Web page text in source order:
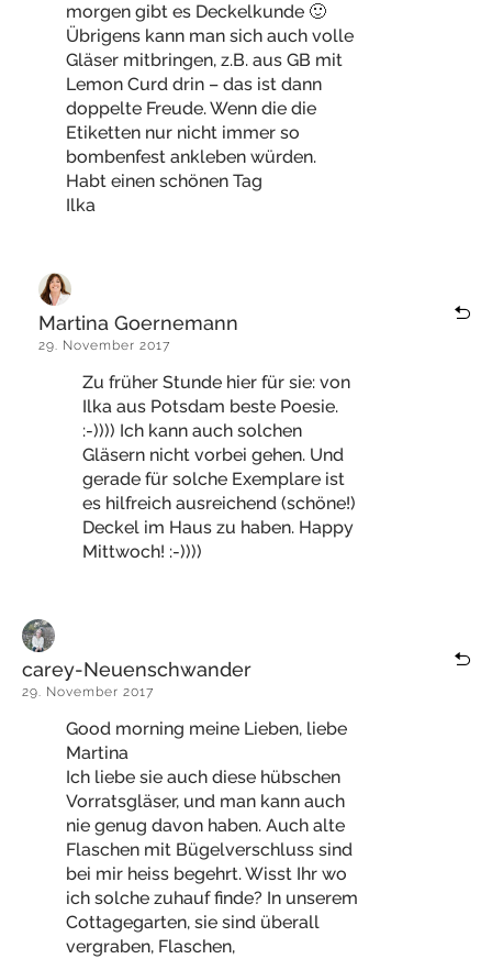
morgen gibt es Deckelkunde 🙂
Übrigens kann man sich auch volle
Gläser mitbringen, z.B. aus GB mit
Lemon Curd drin – das ist dann
doppelte Freude. Wenn die die
Etiketten nur nicht immer so
bombenfest ankleben würden.
Habt einen schönen Tag
Ilka
Martina Goernemann
29. November 2017
Zu früher Stunde hier für sie: von
Ilka aus Potsdam beste Poesie.
:-)))) Ich kann auch solchen
Gläsern nicht vorbei gehen. Und
gerade für solche Exemplare ist
es hilfreich ausreichend (schöne!)
Deckel im Haus zu haben. Happy
Mittwoch! :-))))
carey-Neuenschwander
29. November 2017
Good morning meine Lieben, liebe
Martina
Ich liebe sie auch diese hübschen
Vorratsgläser, und man kann auch
nie genug davon haben. Auch alte
Flaschen mit Bügelverschluss sind
bei mir heiss begehrt. Wisst Ihr wo
ich solche zuhauf finde? In unserem
Cottagegarten, sie sind überall
vergraben, Flaschen,